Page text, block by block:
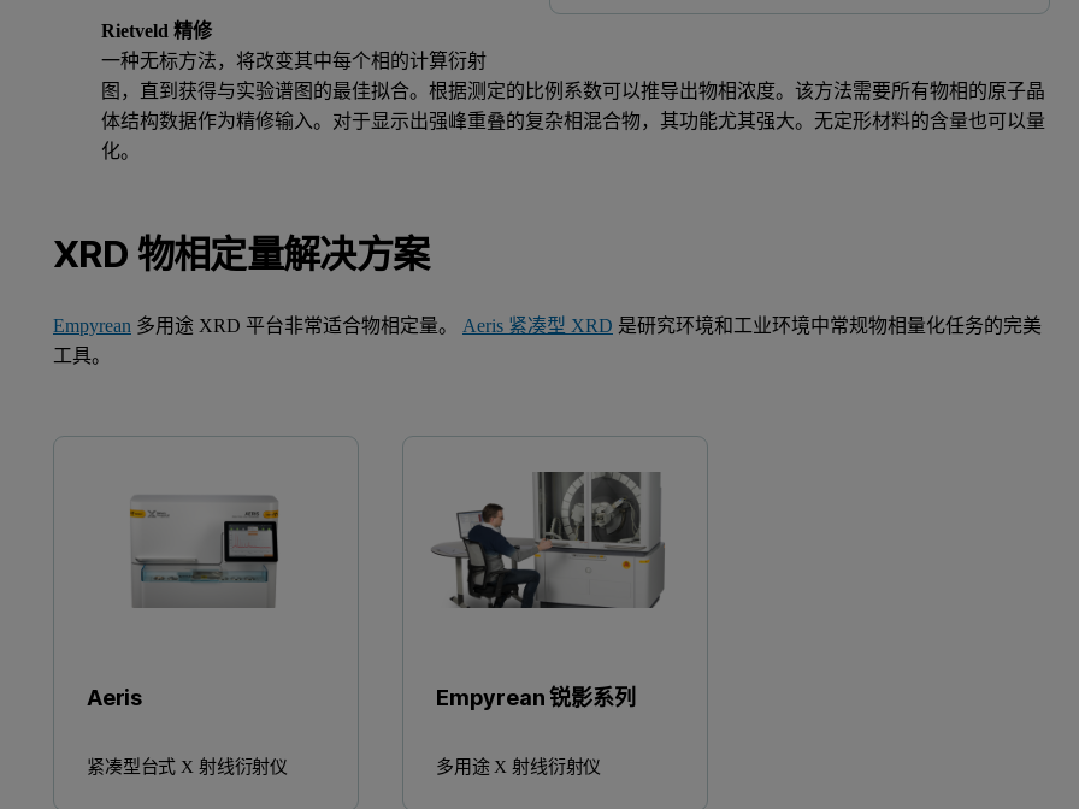
Rietveld 精修
一种无标方法，将改变其中每个相的计算衍射
图，直到获得与实验谱图的最佳拟合。根据测定的比例系数可以推导出物相浓度。该方法需要所有物相的原子晶
体结构数据作为精修输入。对于显示出强峰重叠的复杂相混合物，其功能尤其强大。无定形材料的含量也可以量
化。
XRD 物相定量解决方案
Empyrean 多用途 XRD 平台非常适合物相定量。 Aeris 紧凑型 XRD 是研究环境和工业环境中常规物相量化任务的完美
工具。
Aeris
紧凑型台式 X 射线衍射仪
Empyrean 锐影系列
多用途 X 射线衍射仪